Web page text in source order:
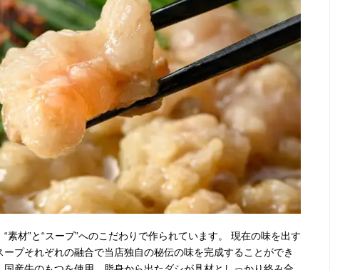
素材”と“スープ”へのこだわりで作られています。 現在の味を出す
プそれぞれの融合で当店独自の秘伝の味を完成することができ